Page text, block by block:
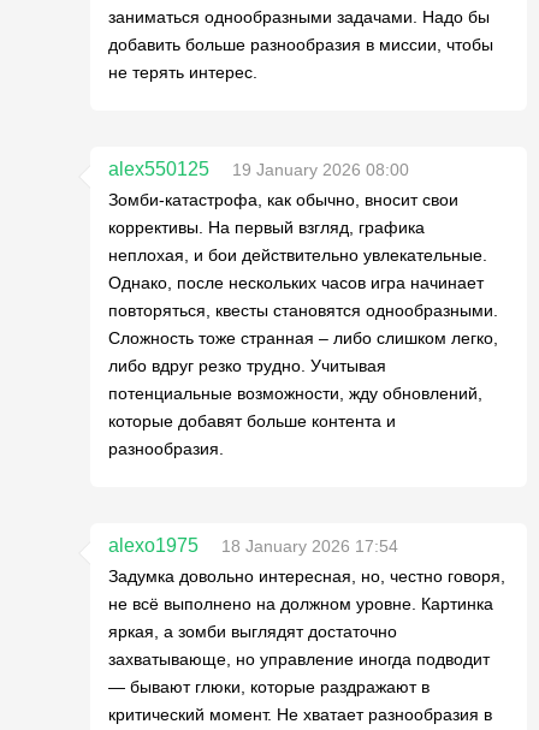
заниматься однообразными задачами. Надо бы
добавить больше разнообразия в миссии, чтобы
не терять интерес.
alex550125
19 January 2026 08:00
Зомби-катастрофа, как обычно, вносит свои
коррективы. На первый взгляд, графика
неплохая, и бои действительно увлекательные.
Однако, после нескольких часов игра начинает
повторяться, квесты становятся однообразными.
Сложность тоже странная – либо слишком легко,
либо вдруг резко трудно. Учитывая
потенциальные возможности, жду обновлений,
которые добавят больше контента и
разнообразия.
alexo1975
18 January 2026 17:54
Задумка довольно интересная, но, честно говоря,
не всё выполнено на должном уровне. Картинка
яркая, а зомби выглядят достаточно
захватывающе, но управление иногда подводит
— бывают глюки, которые раздражают в
критический момент. Не хватает разнообразия в